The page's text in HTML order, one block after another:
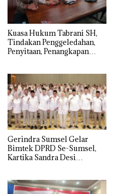
‎Kuasa Hukum Tabrani SH,
Tindakan Penggeledahan,
Penyitaan, Penangkapan
Melalui Mekanisme
Praperadilan
Gerindra Sumsel Gelar
Bimtek DPRD Se-Sumsel,
Kartika Sandra Desi